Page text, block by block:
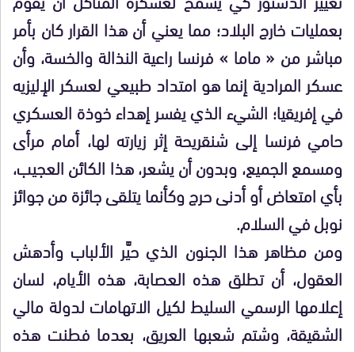
بعمليات خارج البلاد؛ مما يعني أن هذا القرار كان بأمر
مباشر من « ماما » فرنسا راعية النذالة والخسة، وأن
عسكر المرادية إنما هو امتداد طبيعي لعسكر الإليزيه
في إفريقيا؛ الشيء الذي يفسر إهداء خوذة العسكري
حامي فرنسا إلى شنقريحة إثر زيارته لها، أمام مرأى
ومسمع الجميع، وبدون أن يشعر، هذا الكائن العجيب،
بأي امتعاض أو أدنى حرج وكأنما يتلقى جائزة من جوائز
نوبل في السلام.
ومن مظاهر هذا الجنون الذي حيَّر الألباب وأدهش
العقول، أن تطلق هذه العصابة، هذه الأيام، لسان
إعلامها الرسمي السليط لكيل الاتهامات لدولة مالي
الشقيقة، وشتم شعبها العريق، بعدما فطنت هذه